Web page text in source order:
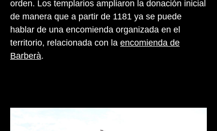
orden. Los templarios ampliaron la donación inicial
de manera que a partir de 1181 ya se puede
hablar de una encomienda organizada en el
territorio, relacionada con la encomienda de
Barberà.